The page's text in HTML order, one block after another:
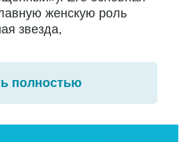
женскую роль
звезда,
полностью